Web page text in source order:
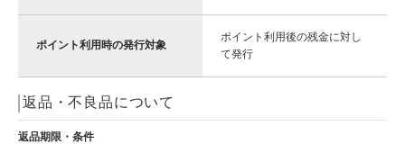
ポイント利用時の発行対象
ポイント利用後の残金に対し
て発行
返品・不良品について
返品期限・条件